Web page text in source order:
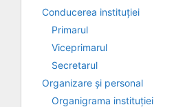
Conducerea instituției
Primarul
Viceprimarul
Secretarul
Organizare și personal
Organigrama instituției